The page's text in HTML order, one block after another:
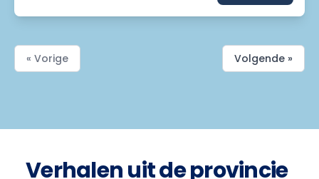
« Vorige Volgende »
Verhalen uit de provincie